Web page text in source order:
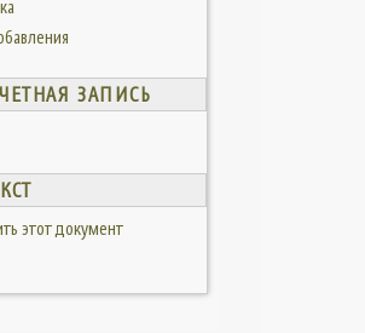
ЗАПИСЬ
этот документ